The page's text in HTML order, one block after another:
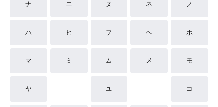
ナ ニ ヌ ネ ノ
ハ ヒ フ ヘ ホ
マ ミ ム メ モ
ヤ ユ ヨ